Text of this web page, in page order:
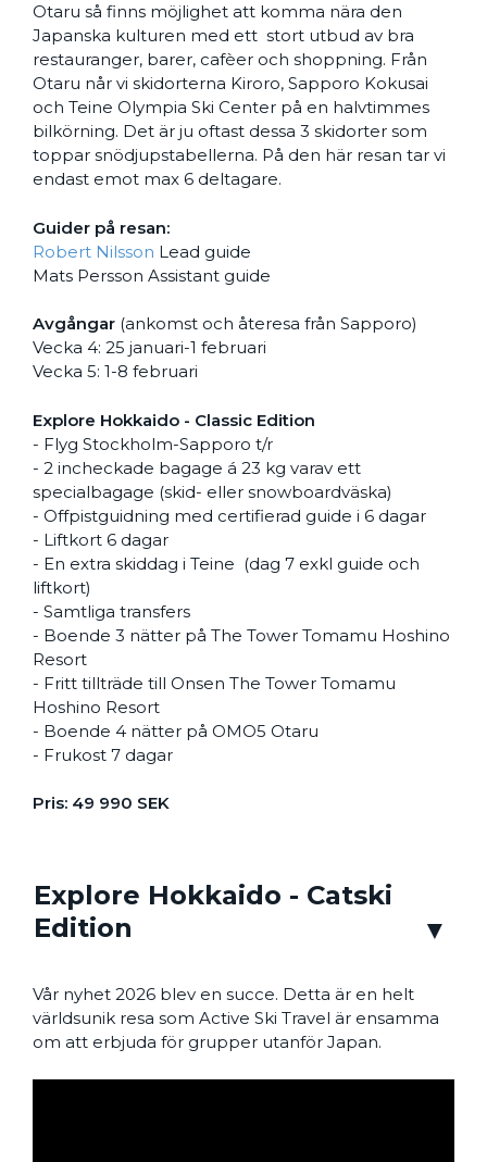
Otaru så finns möjlighet att komma nära den
Japanska kulturen med ett stort utbud av bra
restauranger, barer, cafèer och shoppning. Från
Otaru når vi skidorterna Kiroro, Sapporo Kokusai
och Teine Olympia Ski Center på en halvtimmes
bilkörning. Det är ju oftast dessa 3 skidorter som
toppar snödjupstabellerna. På den här resan tar vi
endast emot max 6 deltagare.
Guider på resan:
Robert Nilsson Lead guide
Mats Persson Assistant guide
Avgångar (ankomst och återesa från Sapporo)
Vecka 4: 25 januari-1 februari
Vecka 5: 1-8 februari
Explore Hokkaido - Classic Edition
- Flyg Stockholm-Sapporo t/r
- 2 incheckade bagage á 23 kg varav ett
specialbagage (skid- eller snowboardväska)
- Offpistguidning med certifierad guide i 6 dagar
- Liftkort 6 dagar
- En extra skiddag i Teine (dag 7 exkl guide och
liftkort)
- Samtliga transfers
- Boende 3 nätter på The Tower Tomamu Hoshino
Resort
- Fritt tillträde till Onsen The Tower Tomamu
Hoshino Resort
- Boende 4 nätter på OMO5 Otaru
- Frukost 7 dagar
Pris: 49 990 SEK
Explore Hokkaido - Catski
Edition
Vår nyhet 2026 blev en succe. Detta är en helt
världsunik resa som Active Ski Travel är ensamma
om att erbjuda för grupper utanför Japan.